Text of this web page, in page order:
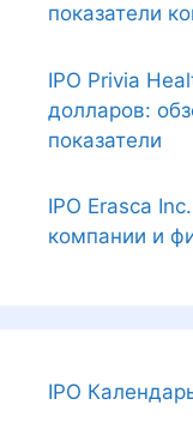
показатели
IPO Privia
долларов:
показатели
IPO Erasca
компании и
IPO